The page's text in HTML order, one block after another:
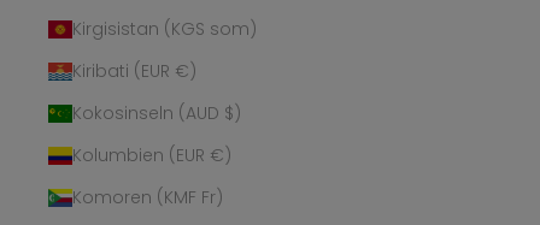
Kirgisistan (KGS som)
Kiribati (EUR €)
Kokosinseln (AUD $)
Kolumbien (EUR €)
Komoren (KMF Fr)